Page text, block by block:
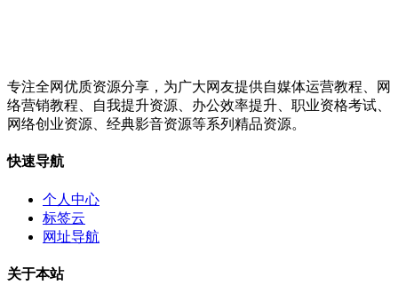
专注全网优质资源分享，为广大网友提供自媒体运营教程、网
络营销教程、自我提升资源、办公效率提升、职业资格考试、
网络创业资源、经典影音资源等系列精品资源。
快速导航
个人中心
标签云
网址导航
关于本站